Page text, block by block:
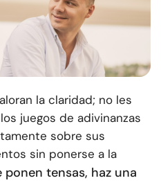
la claridad; no les
juegos de adivinanzas
sobre sus
sin ponerse a la
ponen tensas, haz una